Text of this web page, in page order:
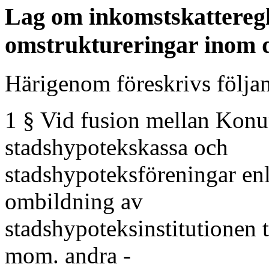
Lag om
omstruktureringar inom
Härigenom föreskrivs
1 § Vid fusion mellan
stadshypotekskassa och
stadshypoteksföreningar
ombildning av
stadshypoteksinstitutionen
mom. andra -